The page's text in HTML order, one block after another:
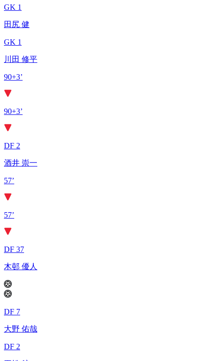
GK 1
田尻 健
GK 1
川田 修平
90+3’
90+3’
DF 2
酒井 崇一
57’
57’
DF 37
木邨 優人
DF 7
大野 佑哉
DF 2